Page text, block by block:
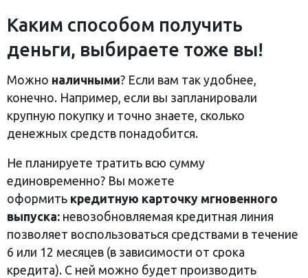
Каким способом получить
деньги, выбираете тоже вы!
Можно наличными? Если вам так удобнее,
конечно. Например, если вы запланировали
крупную покупку и точно знаете, сколько
денежных средств понадобится.
Не планируете тратить всю сумму
единовременно? Вы можете
оформить кредитную карточку мгновенного
выпуска: невозобновляемая кредитная линия
позволяет воспользоваться средствами в течение
6 или 12 месяцев (в зависимости от срока
кредита). С ней можно будет производить